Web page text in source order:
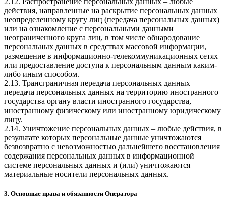
действия, направленные на раскрытие персональных данных
неопределенному кругу лиц (передача персональных данных)
или на ознакомление с персональными данными
неограниченного круга лиц, в том числе обнародование
персональных данных в средствах массовой информации,
размещение в информационно-телекоммуникационных сетях
или предоставление доступа к персональным данным каким-
либо иным способом.
2.13. Трансграничная передача персональных данных –
передача персональных данных на территорию иностранного
государства органу власти иностранного государства,
иностранному физическому или иностранному юридическому
лицу.
2.14. Уничтожение персональных данных – любые действия, в
результате которых персональные данные уничтожаются
безвозвратно с невозможностью дальнейшего восстановления
содержания персональных данных в информационной
системе персональных данных и (или) уничтожаются
материальные носители персональных данных.
3. Основные права и обязанности Оператора